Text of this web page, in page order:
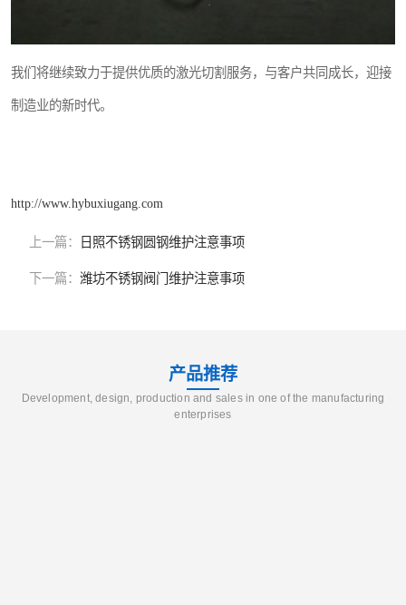
我们将继续致力于提供优质的激光切割服务，与客户共同成长，迎接
制造业的新时代。
http://www.hybuxiugang.com
上一篇： 日照不锈钢圆钢维护注意事项
下一篇： 潍坊不锈钢阀门维护注意事项
产品推荐
Development, design, production and sales in one of the manufacturing
enterprises